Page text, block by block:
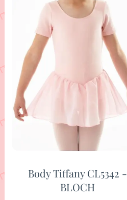
Body Tiffany CL5342 -
BLOCH